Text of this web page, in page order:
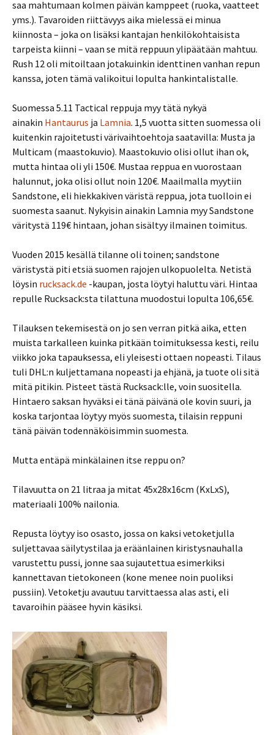
saa mahtumaan kolmen päivän kamppeet (ruoka, vaatteet
yms.). Tavaroiden riittävyys aika mielessä ei minua
kiinnosta – joka on lisäksi kantajan henkilökohtaisista
tarpeista kiinni – vaan se mitä reppuun ylipäätään mahtuu.
Rush 12 oli mitoiltaan jotakuinkin identtinen vanhan repun
kanssa, joten tämä valikoitui lopulta hankintalistalle.
Suomessa 5.11 Tactical reppuja myy tätä nykyä
ainakin Hantaurus ja Lamnia. 1,5 vuotta sitten suomessa oli
kuitenkin rajoitetusti värivaihtoehtoja saatavilla: Musta ja
Multicam (maastokuvio). Maastokuvio olisi ollut ihan ok,
mutta hintaa oli yli 150€. Mustaa reppua en vuorostaan
halunnut, joka olisi ollut noin 120€. Maailmalla myytiin
Sandstone, eli hiekkakiven väristä reppua, jota tuolloin ei
suomesta saanut. Nykyisin ainakin Lamnia myy Sandstone
väritystä 119€ hintaan, johan sisältyy ilmainen toimitus.
Vuoden 2015 kesällä tilanne oli toinen; sandstone
väristystä piti etsiä suomen rajojen ulkopuolelta. Netistä
löysin rucksack.de -kaupan, josta löytyi haluttu väri. Hintaa
repulle Rucksack:sta tilattuna muodostui lopulta 106,65€.
Tilauksen tekemisestä on jo sen verran pitkä aika, etten
muista tarkalleen kuinka pitkään toimituksessa kesti, reilu
viikko joka tapauksessa, eli yleisesti ottaen nopeasti. Tilaus
tuli DHL:n kuljettamana nopeasti ja ehjänä, ja tuote oli sitä
mitä pitikin. Pisteet tästä Rucksack:lle, voin suositella.
Hintaero saksan hyväksi ei tänä päivänä ole kovin suuri, ja
koska tarjontaa löytyy myös suomesta, tilaisin reppuni
tänä päivän todennäköisimmin suomesta.
Mutta entäpä minkälainen itse reppu on?
Tilavuutta on 21 litraa ja mitat 45x28x16cm (KxLxS),
materiaali 100% nailonia.
Repusta löytyy iso osasto, jossa on kaksi vetoketjulla
suljettavaa säilytystilaa ja eräänlainen kiristysnauhalla
varustettu pussi, jonne saa sujautettua esimerkiksi
kannettavan tietokoneen (kone menee noin puoliksi
pussiin). Vetoketju avautuu tarvittaessa alas asti, eli
tavaroihin pääsee hyvin käsiksi.